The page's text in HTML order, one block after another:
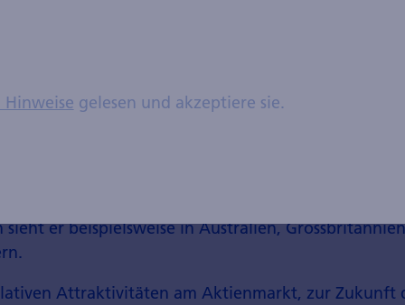
kommen, aber nicht zu einer
mit 1.4% Wachstum in den USA. Das ist dann
vergangenen Jahren», sagt Nicola Grass im
die Heraus­forderungen im Schweizer
in der Schweiz bald wieder im Nullzins­umfeld sein
er beispielsweise in Australien,
Attraktivitäten am Aktien­markt, zur Zukunft
gelesen und akzeptiere sie.